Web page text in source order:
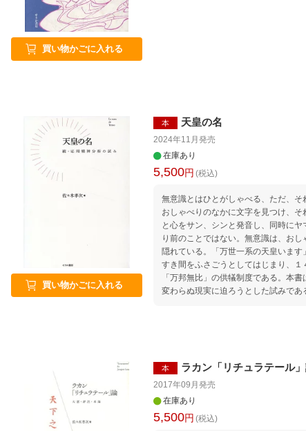
買い物かごに入れる
買い物かごに入れる
本 天皇の名
2024年11月発売
在庫あり
5,500円 (税込)
無意識とはひとがしゃべる、ただ、そ
おしゃべりのなかに文字を見つけ、
と心をサン、シンと発音し、同時に
り前のことではない。無意識は、お
隠れている。「万世一系の天皇いま
すき間をふさごうとしてはじまり、１
「万邦無比」の供犠制度である。本
変わらぬ現実に迫ろうとした試みであ
本 ラカン「リチュラテール
2017年09月発売
在庫あり
5,500円 (税込)